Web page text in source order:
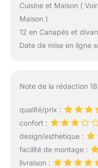
Cuisine et Maison (
Maison )
12 en Canapés et
Date de mise en ligne
Note de la rédaction
qualité/prix :
confort :
design/esthétique :
facilité de montage :
livraison :